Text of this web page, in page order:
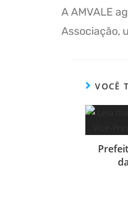
A AMVALE
Associação,
VOCÊ